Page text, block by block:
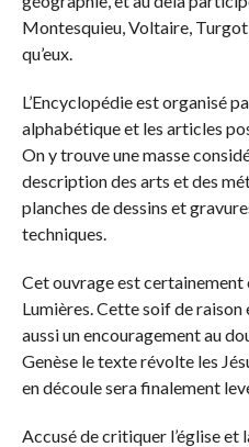
Montesquieu, Voltaire,
qu’eux.
L’Encyclopédie est organisé
alphabétique et les articles
On y trouve une masse
description des arts et des
planches de dessins et
techniques.
Cet ouvrage est certainement
Lumières. Cette soif de raison
aussi un encouragement au
Genèse le texte révolte les
en découle sera finalement
Accusé de critiquer l’église